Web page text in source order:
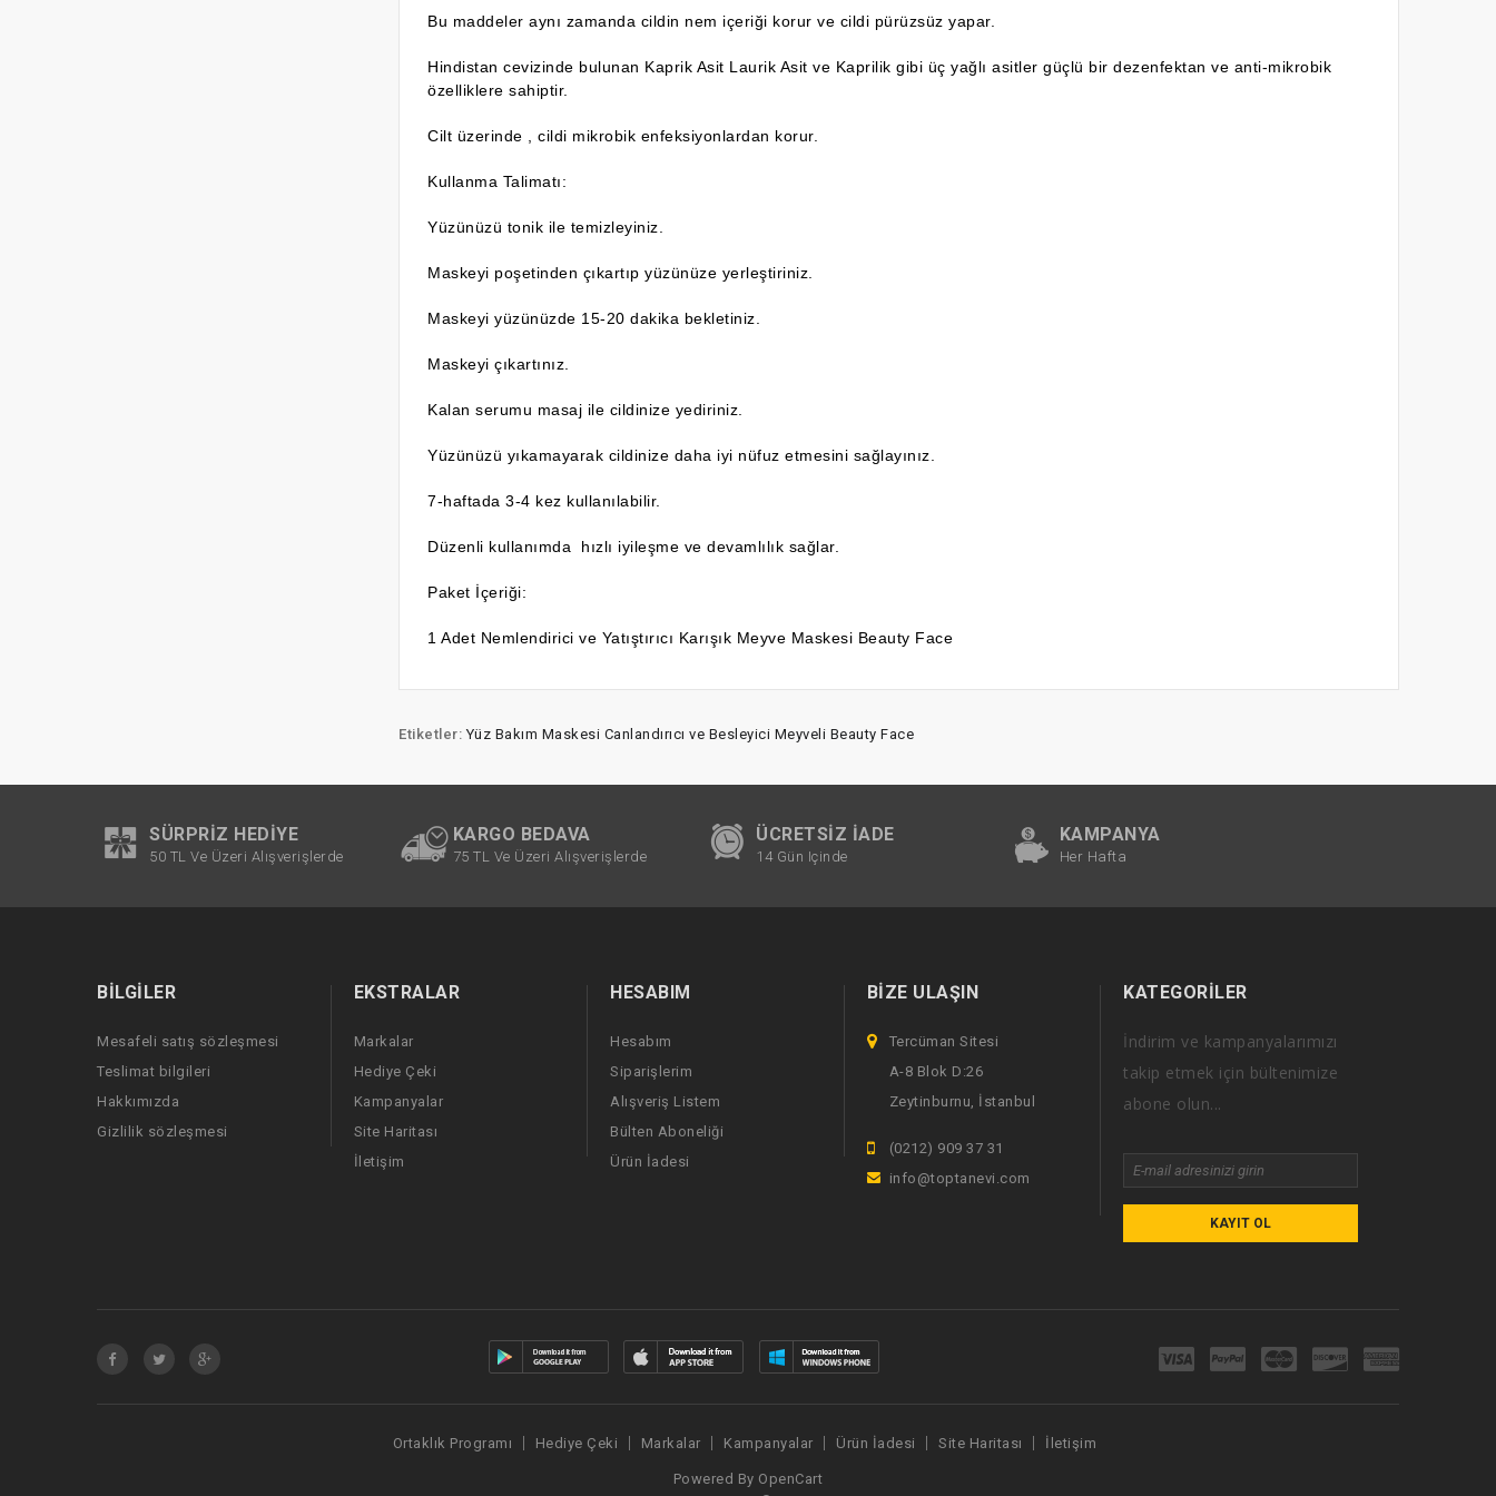
Bu maddeler aynı zamanda cildin nem içeriği korur ve cildi pürüzsüz yapar.
Hindistan cevizinde bulunan Kaprik Asit Laurik Asit ve Kaprilik gibi üç yağlı asitler güçlü bir dezenfektan ve anti-mikrobik
özelliklere sahiptir.
Cilt üzerinde , cildi mikrobik enfeksiyonlardan korur.
Kullanma Talimatı:
Yüzünüzü tonik ile temizleyiniz.
Maskeyi poşetinden çıkartıp yüzünüze yerleştiriniz.
Maskeyi yüzünüzde 15-20 dakika bekletiniz.
Maskeyi çıkartınız.
Kalan serumu masaj ile cildinize yediriniz.
Yüzünüzü yıkamayarak cildinize daha iyi nüfuz etmesini sağlayınız.
7-haftada 3-4 kez kullanılabilir.
Düzenli kullanımda hızlı iyileşme ve devamlılık sağlar.
Paket İçeriği:
1 Adet Nemlendirici ve Yatıştırıcı Karışık Meyve Maskesi Beauty Face
Etiketler: Yüz Bakım Maskesi Canlandırıcı ve Besleyici Meyveli Beauty Face
SÜRPRIZ HEDIYE
50 TL Ve Üzeri Alışverişlerde
KARGO BEDAVA
75 TL Ve Üzeri Alışverişlerde
ÜCRETSIZ İADE
14 Gün Içinde
KAMPANYA
Her Hafta
BILGILER
Mesafeli satış sözleşmesi
Teslimat bilgileri
Hakkımızda
Gizlilik sözleşmesi
EKSTRALAR
Markalar
Hediye Çeki
Kampanyalar
Site Haritası
İletişim
HESABIM
Hesabım
Siparişlerim
Alışveriş Listem
Bülten Aboneliği
Ürün İadesi
BIZE ULAŞIN
Tercüman Sitesi
A-8 Blok D:26
Zeytinburnu, İstanbul
(0212) 909 37 31
info@toptanevi.com
KATEGORILER
İndirim ve kampanyalarımızı
takip etmek için bültenimize
abone olun...
KAYIT OL
Ortaklık Programı Hediye Çeki Markalar Kampanyalar Ürün İadesi Site Haritası İletişim
Powered By OpenCart